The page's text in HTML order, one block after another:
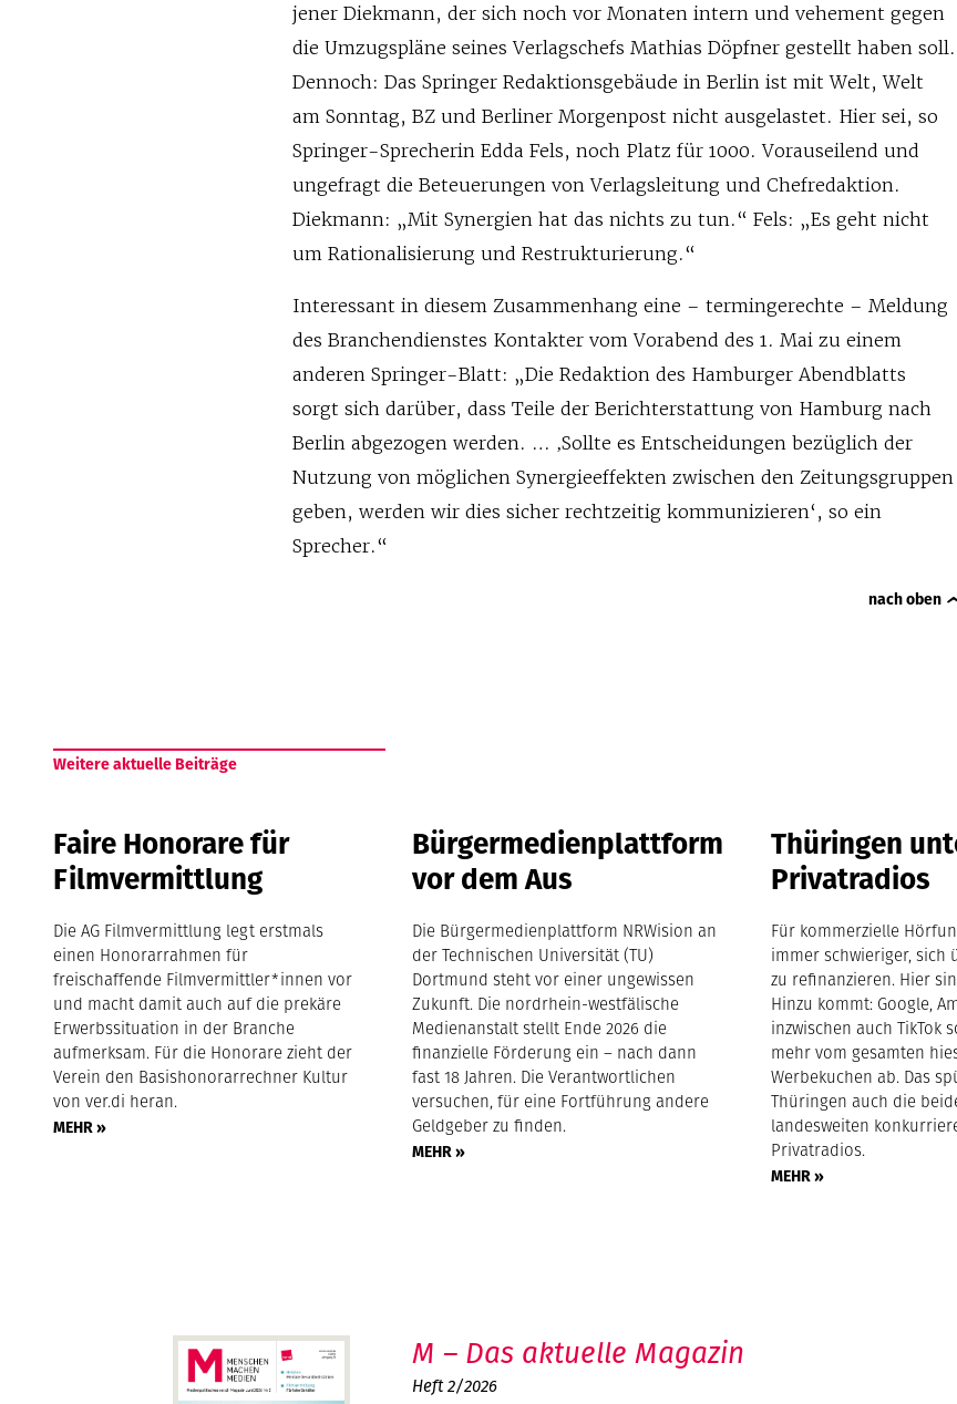
jener Diekmann, der sich noch vor Monaten intern und vehement gegen
die Umzugspläne seines Verlagschefs Mathias Döpfner gestellt haben soll.
Dennoch: Das Springer Redaktionsgebäude in Berlin ist mit Welt, Welt
am Sonntag, BZ und Berliner Morgenpost nicht ausgelastet. Hier sei, so
Springer-Sprecherin Edda Fels, noch Platz für 1000. Vorauseilend und
ungefragt die Beteuerungen von Verlagsleitung und Chefre­daktion.
Diekmann: „Mit Synergien hat das nichts zu tun.“ Fels: „Es geht nicht
um Rationalisierung und Restrukturierung.“
Interessant in diesem Zusammenhang eine – termingerechte – Meldung
des Branchendienstes Kontakter vom Vor­abend des 1. Mai zu einem
anderen Springer-Blatt: „Die Redaktion des Hamburger Abendblatts
sorgt sich darüber, dass Teile der Berichterstattung von Hamburg nach
Berlin abgezogen werden. … ‚Sollte es Entscheidungen bezüglich der
Nutzung von möglichen Synergieeffekten zwischen den Zeitungsgruppen
geben, werden wir dies sicher rechtzeitig kommunizieren‘, so ein
Sprecher.“
nach oben
Weitere aktuelle Beiträge
Faire Honorare für
Filmvermittlung
Die AG Filmvermittlung legt erstmals
einen Honorarrahmen für
freischaffende Filmvermittler*innen vor
und macht damit auch auf die prekäre
Erwerbssituation in der Branche
aufmerksam. Für die Honorare zieht der
Verein den Basishonorarrechner Kultur
von ver.di heran.
MEHR »
Bürgermedienplattform
vor dem Aus
Die Bürgermedienplattform NRWision an
der Technischen Universität (TU)
Dortmund steht vor einer ungewissen
Zukunft. Die nordrhein-westfälische
Medienanstalt stellt Ende 2026 die
finanzielle Förderung ein – nach dann
fast 18 Jahren. Die Verantwortlichen
versuchen, für eine Fortführung andere
Geldgeber zu finden.
MEHR »
Thüringen
Privatradios
Für kommerzielle
immer schwieriger, sich
zu refinanzieren. Hier
Hinzu kommt: Google,
inzwischen auch TikTok
mehr vom gesamten
Werbekuchen ab. Das
Thüringen auch die
landesweiten
Privatradios.
MEHR »
M – Das aktuelle Magazin
Heft 2/2026